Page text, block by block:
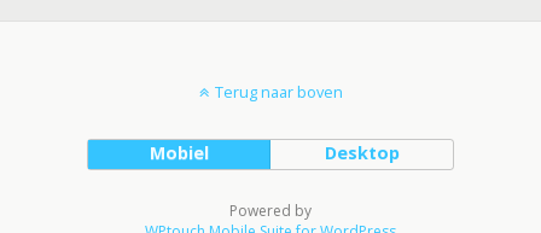
Terug naar boven
Mobiel Desktop
Powered by